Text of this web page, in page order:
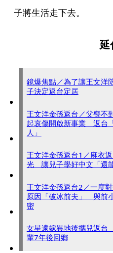
子將生活走下去。
延
鏡爆焦點／為了讓王文
子決定返台定居
王文洋金孫返台／父喪不
起哀傷開啟新事業 返台
人」
王文洋金孫返台1／麻衣
光 讓兒子學好中文「還
王文洋金孫返台2／一度
原因「破冰前夫」 與前
密
女星遠嫁異地後攜兒返
輩7年後回鄉